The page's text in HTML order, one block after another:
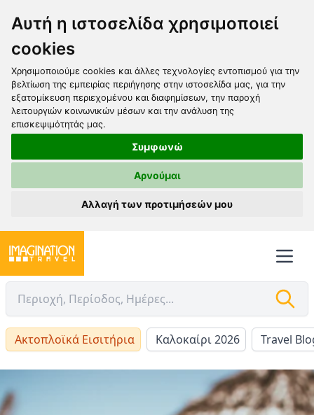
Αυτή η ιστοσελίδα χρησιμοποιεί
cookies
Χρησιμοποιούμε cookies και άλλες τεχνολογίες εντοπισμού για την
βελτίωση της εμπειρίας περιήγησης στην ιστοσελίδα μας, για την
εξατομίκευση περιεχομένου και διαφημίσεων, την παροχή
λειτουργιών κοινωνικών μέσων και την ανάλυση της
επισκεψιμότητάς μας.
Συμφωνώ
Αρνούμαι
Αλλαγή των προτιμήσεών μου
Ακτοπλοϊκά Εισιτήρια Καλοκαίρι 2026 Travel